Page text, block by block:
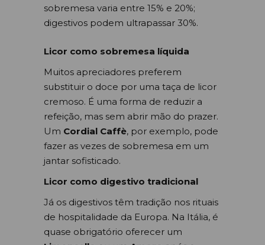
sobremesa varia entre 15% e 20%;
digestivos podem ultrapassar 30%.
Licor como sobremesa líquida
Muitos apreciadores preferem
substituir o doce por uma taça de licor
cremoso. É uma forma de reduzir a
refeição, mas sem abrir mão do prazer.
Um Cordial Caffè, por exemplo, pode
fazer as vezes de sobremesa em um
jantar sofisticado.
Licor como digestivo tradicional
Já os digestivos têm tradição nos rituais
de hospitalidade da Europa. Na Itália, é
quase obrigatório oferecer um